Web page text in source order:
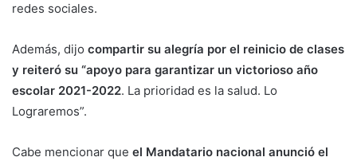
redes sociales.
Además, dijo compartir su alegría por el reinicio de clases
y reiteró su “apoyo para garantizar un victorioso año
escolar 2021-2022. La prioridad es la salud. Lo
Lograremos”.
Cabe mencionar que el Mandatario nacional anunció el